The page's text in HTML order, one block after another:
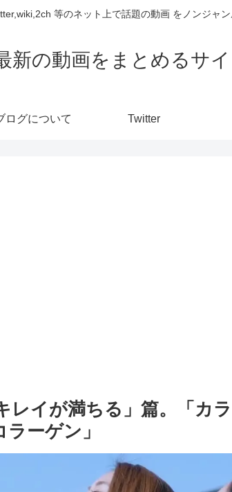
等のネット上で話題の動画 をノンジャ
新の動画をまとめるサ
ログについて Twitter
レイが満ちる」篇。「カ
ーゲン」